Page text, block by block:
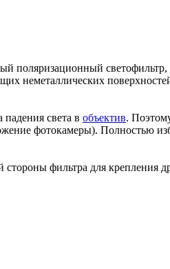
поляризационный
неметаллических
света в объектив.
фотокамеры). Полностью
фильтра для крепления